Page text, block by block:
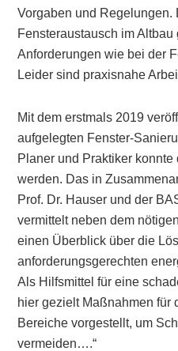
Vorgaben und Regelungen.
Fensteraustausch im
Anforderungen wie bei der
Leider sind praxisnahe
Mit dem erstmals 2019
aufgelegten Fenster-
Planer und Praktiker
werden. Das in
Prof. Dr. Hauser und der
vermittelt neben dem
einen Überblick über die
anforderungsgerechten
Als Hilfsmittel für eine
hier gezielt Maßnahmen für
Bereiche vorgestellt, um
vermeiden….“